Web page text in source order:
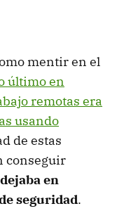
mentir en el
último en
remotas era
usando
de estas
conseguir
dejaba en
seguridad.